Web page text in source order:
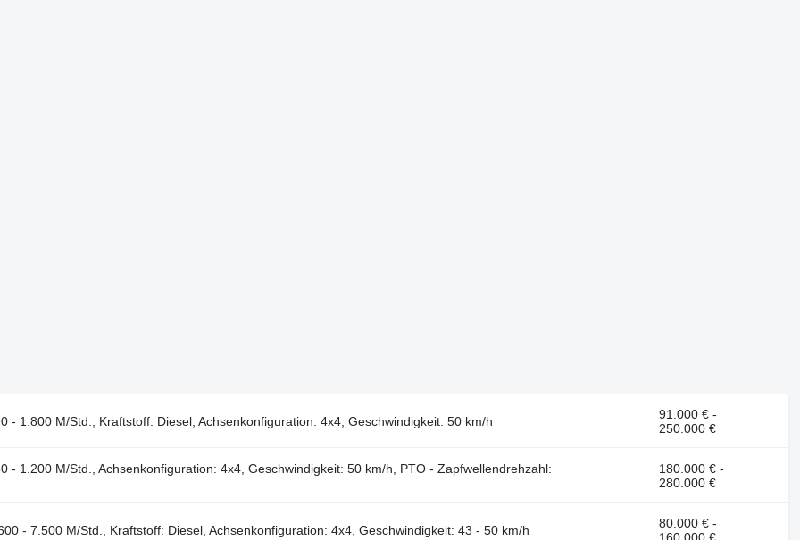
- 1.800 M/Std., Kraftstoff: Diesel, Achsenkonfiguration: 4x4, Geschwindigkeit: 50 km/h
91.000 € -
250.000 €
- 1.200 M/Std., Achsenkonfiguration: 4x4, Geschwindigkeit: 50 km/h, PTO - Zapfwellendrehzahl:
180.000 € -
280.000 €
- 7.500 M/Std., Kraftstoff: Diesel, Achsenkonfiguration: 4x4, Geschwindigkeit: 43 - 50 km/h
80.000 € -